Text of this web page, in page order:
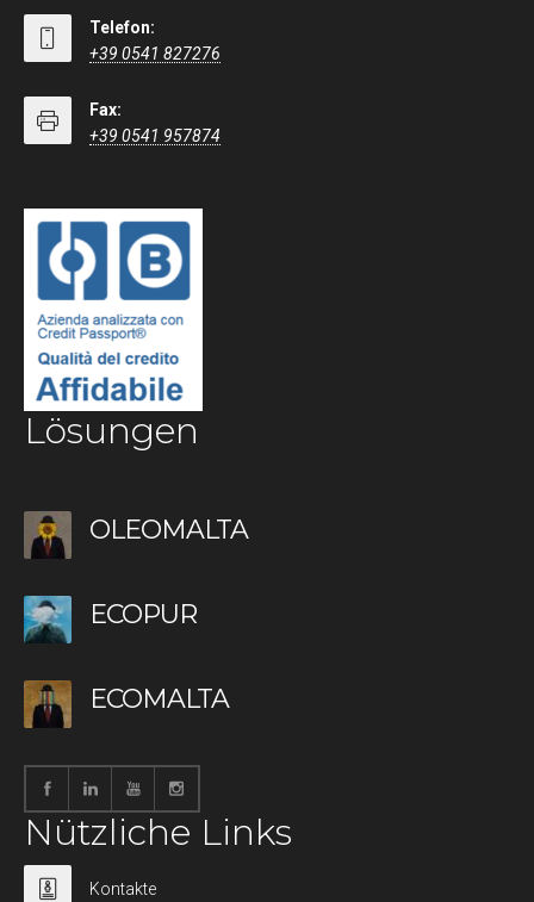
Telefon:
+39 0541 827276
Fax:
+39 0541 957874
Lösungen
OLEOMALTA
ECOPUR
ECOMALTA
Nützliche Links
Kontakte